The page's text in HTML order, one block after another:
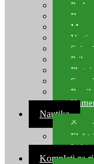
Perle
Brum
Pribor
Nautika
Kompleti za